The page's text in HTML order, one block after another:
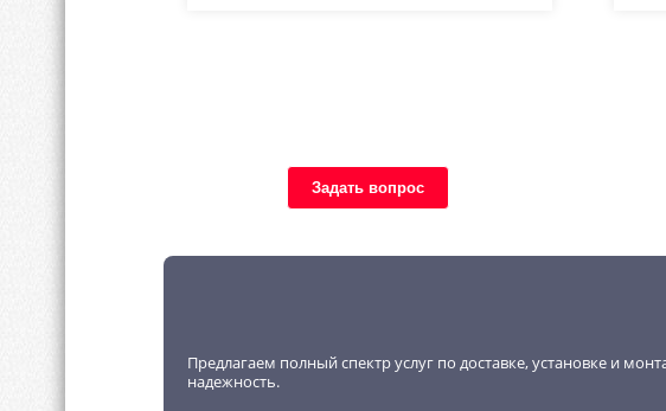
Задать вопрос
Предлагаем полный спектр услуг по доставке, установке и
надежность.